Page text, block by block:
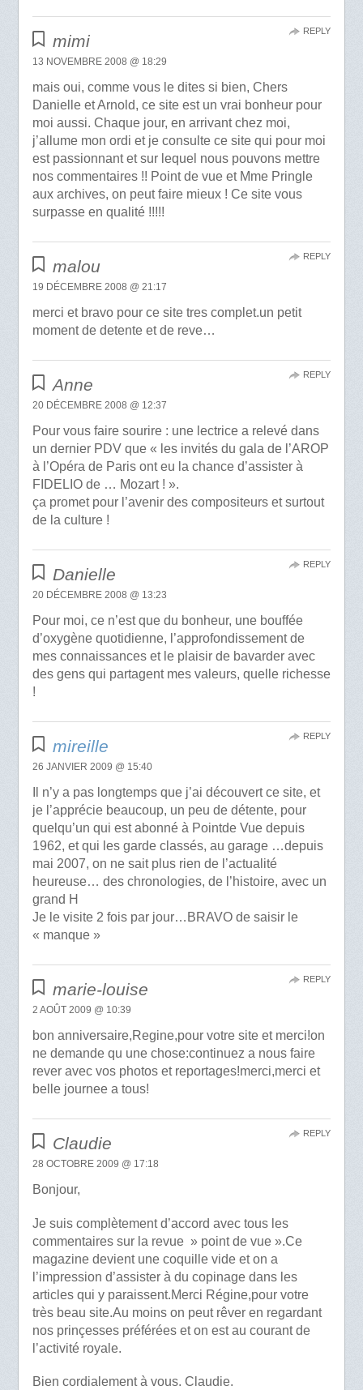
mimi
13 NOVEMBRE 2008 @ 18:29
mais oui, comme vous le dites si bien, Chers
Danielle et Arnold, ce site est un vrai bonheur pour
moi aussi. Chaque jour, en arrivant chez moi,
j’allume mon ordi et je consulte ce site qui pour moi
est passionnant et sur lequel nous pouvons mettre
nos commentaires !! Point de vue et Mme Pringle
aux archives, on peut faire mieux ! Ce site vous
surpasse en qualité !!!!!
REPLY
malou
19 DÉCEMBRE 2008 @ 21:17
merci et bravo pour ce site tres complet.un petit
moment de detente et de reve…
REPLY
Anne
20 DÉCEMBRE 2008 @ 12:37
Pour vous faire sourire : une lectrice a relevé dans
un dernier PDV que « les invités du gala de l’AROP
à l’Opéra de Paris ont eu la chance d’assister à
FIDELIO de … Mozart ! ».
ça promet pour l’avenir des compositeurs et surtout
de la culture !
REPLY
Danielle
20 DÉCEMBRE 2008 @ 13:23
Pour moi, ce n’est que du bonheur, une bouffée
d’oxygène quotidienne, l’approfondissement de
mes connaissances et le plaisir de bavarder avec
des gens qui partagent mes valeurs, quelle richesse
!
REPLY
mireille
26 JANVIER 2009 @ 15:40
Il n’y a pas longtemps que j’ai découvert ce site, et
je l’apprécie beaucoup, un peu de détente, pour
quelqu’un qui est abonné à Pointde Vue depuis
1962, et qui les garde classés, au garage …depuis
mai 2007, on ne sait plus rien de l’actualité
heureuse… des chronologies, de l’histoire, avec un
grand H
Je le visite 2 fois par jour…BRAVO de saisir le
« manque »
REPLY
marie-louise
2 AOÛT 2009 @ 10:39
bon anniversaire,Regine,pour votre site et merci!on
ne demande qu une chose:continuez a nous faire
rever avec vos photos et reportages!merci,merci et
belle journee a tous!
REPLY
Claudie
28 OCTOBRE 2009 @ 17:18
Bonjour,
Je suis complètement d’accord avec tous les
commentaires sur la revue » point de vue ».Ce
magazine devient une coquille vide et on a
l’impression d’assister à du copinage dans les
articles qui y paraissent.Merci Régine,pour votre
très beau site.Au moins on peut rêver en regardant
nos prinçesses préférées et on est au courant de
l’activité royale.
Bien cordialement à vous. Claudie.
REPLY